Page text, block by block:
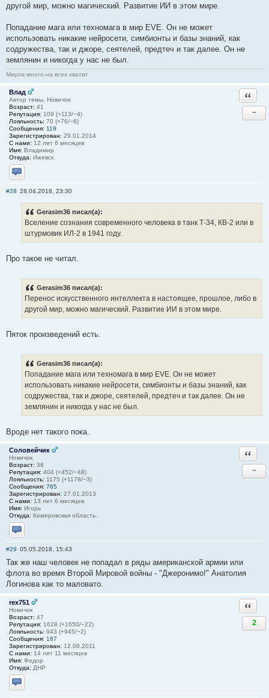
другой мир, можно магический. Развитие ИИ в этом мире.
Попадание мага или техномага в мир EVE. Он не может
использовать никакие нейросети, симбионты и базы знаний, как
содружества, так и джоре, сеятелей, предтеч и так далее. Он не
землянин и никогда у нас не был.
Миров много-на всех хватит
Влад
Автор темы, Новичок
Возраст: 41
Репутация: 109 (+113/−4)
Лояльность: 70 (+76/−6)
Сообщения: 119
Зарегистрирован: 29.01.2014
С нами: 12 лет 6 месяцев
Имя: Владимир
Откуда: Ижевск
Отправить личное сообщение
−
#28 28.04.2018, 23:30
Gerasim36 писал(а):
Вселение сознания современного человека в танк Т-34, КВ-2 или в
штурмовик ИЛ-2 в 1941 году.
Про такое не читал.
Gerasim36 писал(а):
Перенос искусственного интеллекта в настоящее, прошлое, либо в
другой мир, можно магический. Развитие ИИ в этом мире.
Пяток произведений есть.
Gerasim36 писал(а):
Попадание мага или техномага в мир EVE. Он не может
использовать никакие нейросети, симбионты и базы знаний, как
содружества, так и джоре, сеятелей, предтеч и так далее. Он не
землянин и никогда у нас не был.
Вроде нет такого пока.
Соловейчик
Новичок
Возраст: 38
Репутация: 404 (+452/−48)
Лояльность: 1175 (+1178/−3)
Сообщения: 765
Зарегистрирован: 27.01.2013
С нами: 13 лет 6 месяцев
Имя: Игорь
Откуда: Кемеровская область.
Отправить личное сообщение
−
#29 05.05.2018, 15:43
Так же наш человек не попадал в ряды американской армии или
флота во время Второй Мировой войны - "Джеронимо!" Анатолия
Логинова как то маловато.
rex751
Новичок
Возраст: 47
Репутация: 1628 (+1650/−22)
Лояльность: 943 (+945/−2)
Сообщения: 187
Зарегистрирован: 12.08.2011
С нами: 14 лет 11 месяцев
Имя: Федор
Откуда: ДНР
Отправить личное сообщение
2